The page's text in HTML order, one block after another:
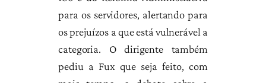
para os servidores, alertando para
os prejuízos a que está vulnerável a
categoria. O dirigente também
pediu a Fux que seja feito, com